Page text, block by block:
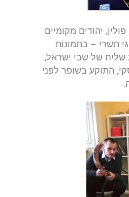
יהודים מקומיים
תשרי – בתמונות
שליח של שבי ישראל,
התוקע בשופר לפני